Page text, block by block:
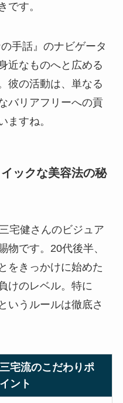
です。
手話』のナビゲータ
近なものへと広める
彼の活動は、単なる
バリアフリーへの貢
ますね。
ックな美容法の秘
宅健さんのビジュア
物です。20代後半、
をきっかけに始めた
けのレベル。特に
というルールは徹底さ
三宅流のこだわりポ
イント